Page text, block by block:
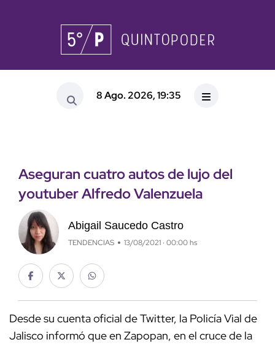
8 Ago. 2026, 19:35
Aseguran cuatro autos de lujo del
youtuber Alfredo Valenzuela
Abigail Saucedo Castro
TENDENCIAS 13/08/2021 · 00:00 hs
Desde su cuenta oficial de Twitter, la Policía Vial de
Jalisco informó que en Zapopan, en el cruce de la